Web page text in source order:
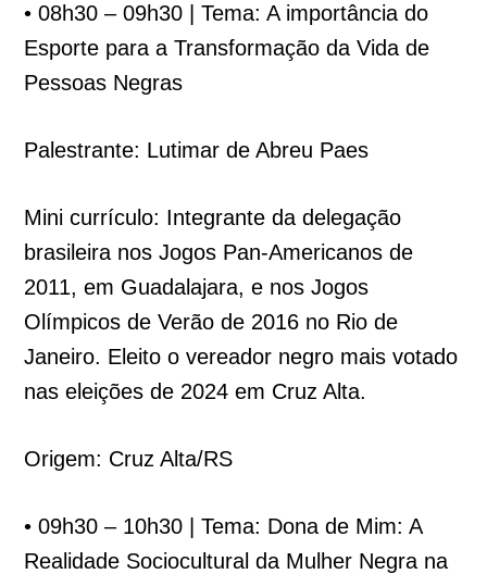
• 08h30 – 09h30 | Tema: A importância do
Esporte para a Transformação da Vida de
Pessoas Negras
Palestrante: Lutimar de Abreu Paes
Mini currículo: Integrante da delegação
brasileira nos Jogos Pan-Americanos de
2011, em Guadalajara, e nos Jogos
Olímpicos de Verão de 2016 no Rio de
Janeiro. Eleito o vereador negro mais votado
nas eleições de 2024 em Cruz Alta.
Origem: Cruz Alta/RS
• 09h30 – 10h30 | Tema: Dona de Mim: A
Realidade Sociocultural da Mulher Negra na